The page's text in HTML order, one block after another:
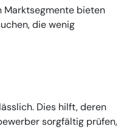
Marktsegmente bieten
die wenig
Dies hilft, deren
sorgfältig prüfen,